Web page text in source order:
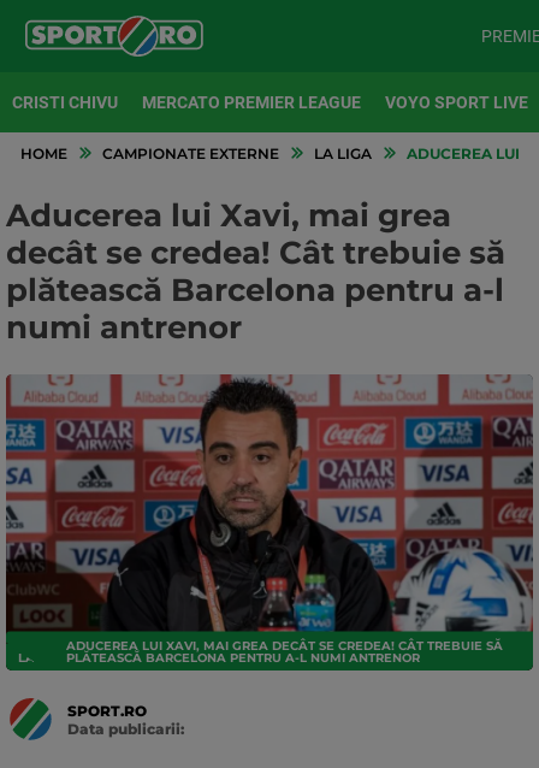
CRISTI CHIVU MERCATO PREMIER LEAGUE VOYO SPORT LIVE
HOME CAMPIONATE EXTERNE LA LIGA ADUCEREA LUI
Aducerea lui Xavi, mai grea
decât se credea! Cât trebuie să
plătească Barcelona pentru a-l
numi antrenor
LA LIGA
ADUCEREA LUI XAVI, MAI GREA DECÂT SE CREDEA! CÂT TREBUIE SĂ
PLĂTEASCĂ BARCELONA PENTRU A-L NUMI ANTRENOR
SPORT.RO
Data publicarii: